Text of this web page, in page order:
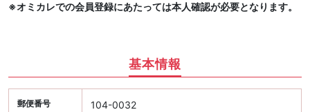
※オミカレでの会員登録にあたっては本人確認が必要となります。
基本情報
郵便番号 104-0032